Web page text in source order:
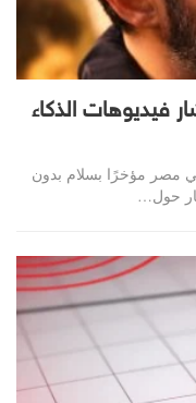
فيديوهات الذكاء
مصر مؤخرًا بسلام بدون
حول…